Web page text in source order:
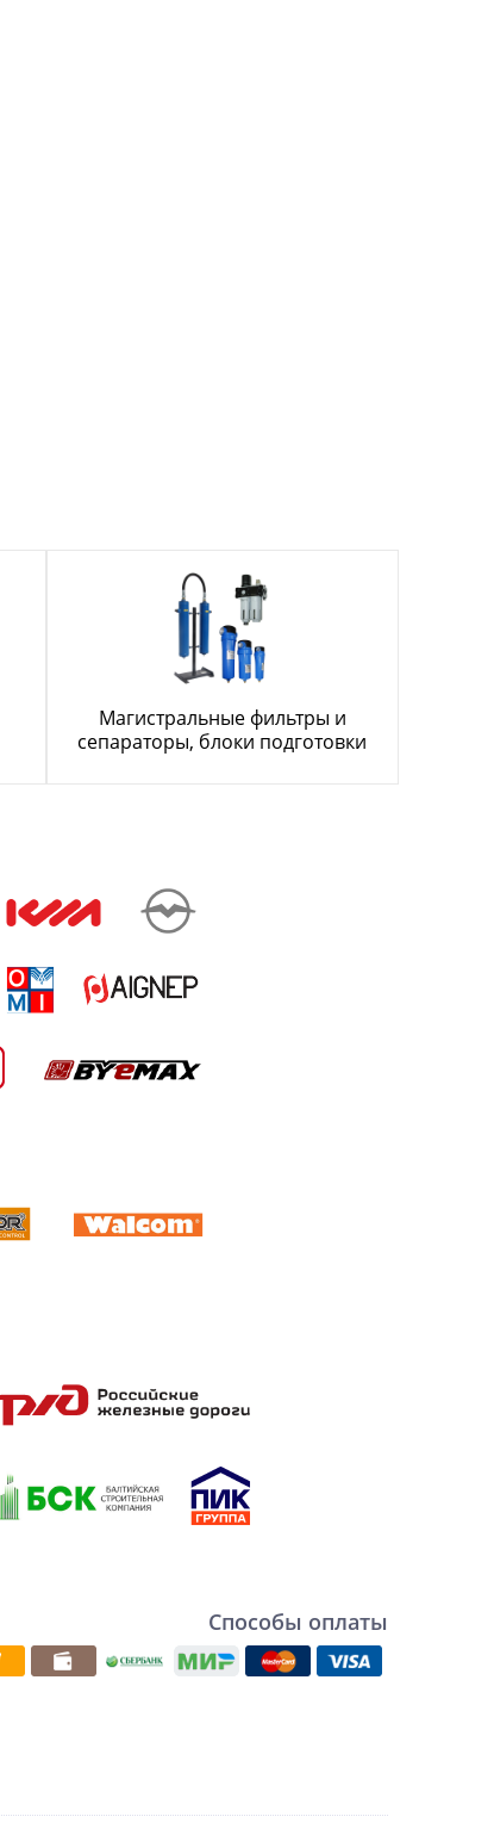
Магистральные фильтры и
сепараторы, блоки подготовки
Способы оплаты